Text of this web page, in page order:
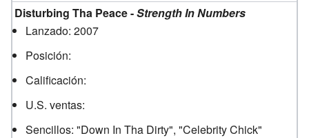
Disturbing Tha Peace -Strength In Numbers
Lanzado: 2007
Posición:
Calificación:
U.S. ventas:
Sencillos: "Down In Tha Dirty", "Celebrity Chick"